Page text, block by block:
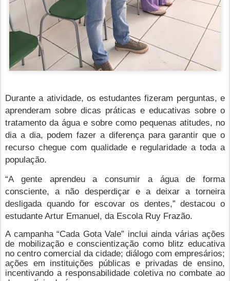
Durante a atividade, os estudantes fizeram perguntas, e
aprenderam sobre dicas práticas e educativas sobre o
tratamento da água e sobre como pequenas atitudes, no
dia a dia, podem fazer a diferença para garantir que o
recurso chegue com qualidade e regularidade a toda a
população.
“A gente aprendeu a consumir a água de forma
consciente, a não desperdiçar e a deixar a torneira
desligada quando for escovar os dentes,” destacou o
estudante Artur Emanuel, da Escola Ruy Frazão.
A campanha “Cada Gota Vale” inclui ainda várias ações
de mobilização e conscientização como blitz educativa
no centro comercial da cidade; diálogo com empresários;
ações em instituições públicas e privadas de ensino,
incentivando a responsabilidade coletiva no combate ao